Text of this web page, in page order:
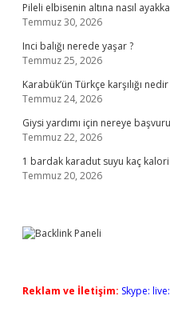
Pileli elbisenin altına nasıl
Temmuz 30, 2026
Inci balığı nerede yaşar ?
Temmuz 25, 2026
Karabük’ün Türkçe karşılığı nedir
Temmuz 24, 2026
Giysi yardımı için nereye
Temmuz 22, 2026
1 bardak karadut suyu kaç
Temmuz 20, 2026
Reklam ve İletişim: Skype: